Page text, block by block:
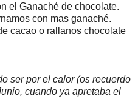
el Ganaché de chocolate.
con mas ganaché.
cacao o rallanos chocolate
ser por el calor (os recuerdo
cuando ya apretaba el